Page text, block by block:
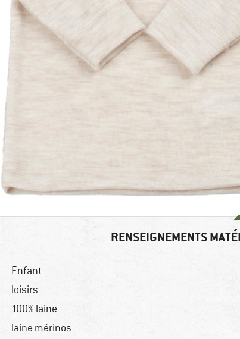
RENSEIGNEMENTS
Enfant
loisirs
100% laine
laine mérinos